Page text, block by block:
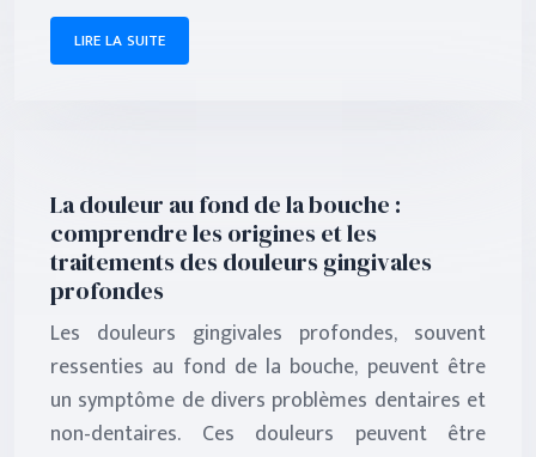
LIRE LA SUITE
La douleur au fond de la bouche :
comprendre les origines et les
traitements des douleurs gingivales
profondes
Les douleurs gingivales profondes, souvent
ressenties au fond de la bouche, peuvent être
un symptôme de divers problèmes dentaires et
non-dentaires. Ces douleurs peuvent être